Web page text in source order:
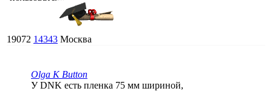
19072 14343 Москва
Olga K Button
У DNK есть пленка 75 мм шириной,